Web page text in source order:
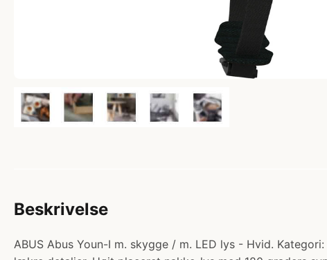
Beskrivelse
ABUS Abus Youn-I m. skygge / m. LED lys - Hvid.